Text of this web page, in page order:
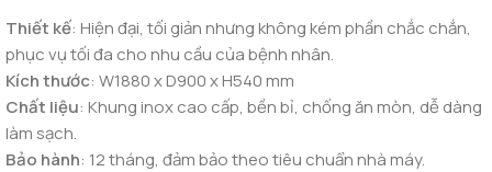
Thiết kế: Hiện đại, tối giản nhưng không kém phần chắc chắn,
phục vụ tối đa cho nhu cầu của bệnh nhân.
Kích thước: W1880 x D900 x H540 mm
Chất liệu: Khung inox cao cấp, bền bỉ, chống ăn mòn, dễ dàng
làm sạch.
Bảo hành: 12 tháng, đảm bảo theo tiêu chuẩn nhà máy.